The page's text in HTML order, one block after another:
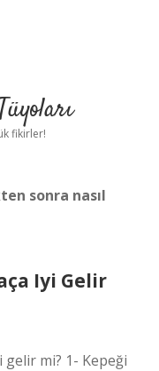
fikirler!
sonra nasıl
Iyi Gelir
gelir mi? 1- Kepeği